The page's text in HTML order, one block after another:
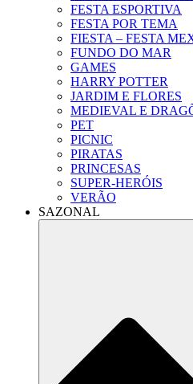
FESTA ESPORTIVA
FESTA POR TEMA
FIESTA – FESTA
FUNDO DO MAR
GAMES
HARRY POTTER
JARDIM E FLORES
MEDIEVAL E
PET
PICNIC
PIRATAS
PRINCESAS
SUPER-HERÓIS
VERÃO
SAZONAL